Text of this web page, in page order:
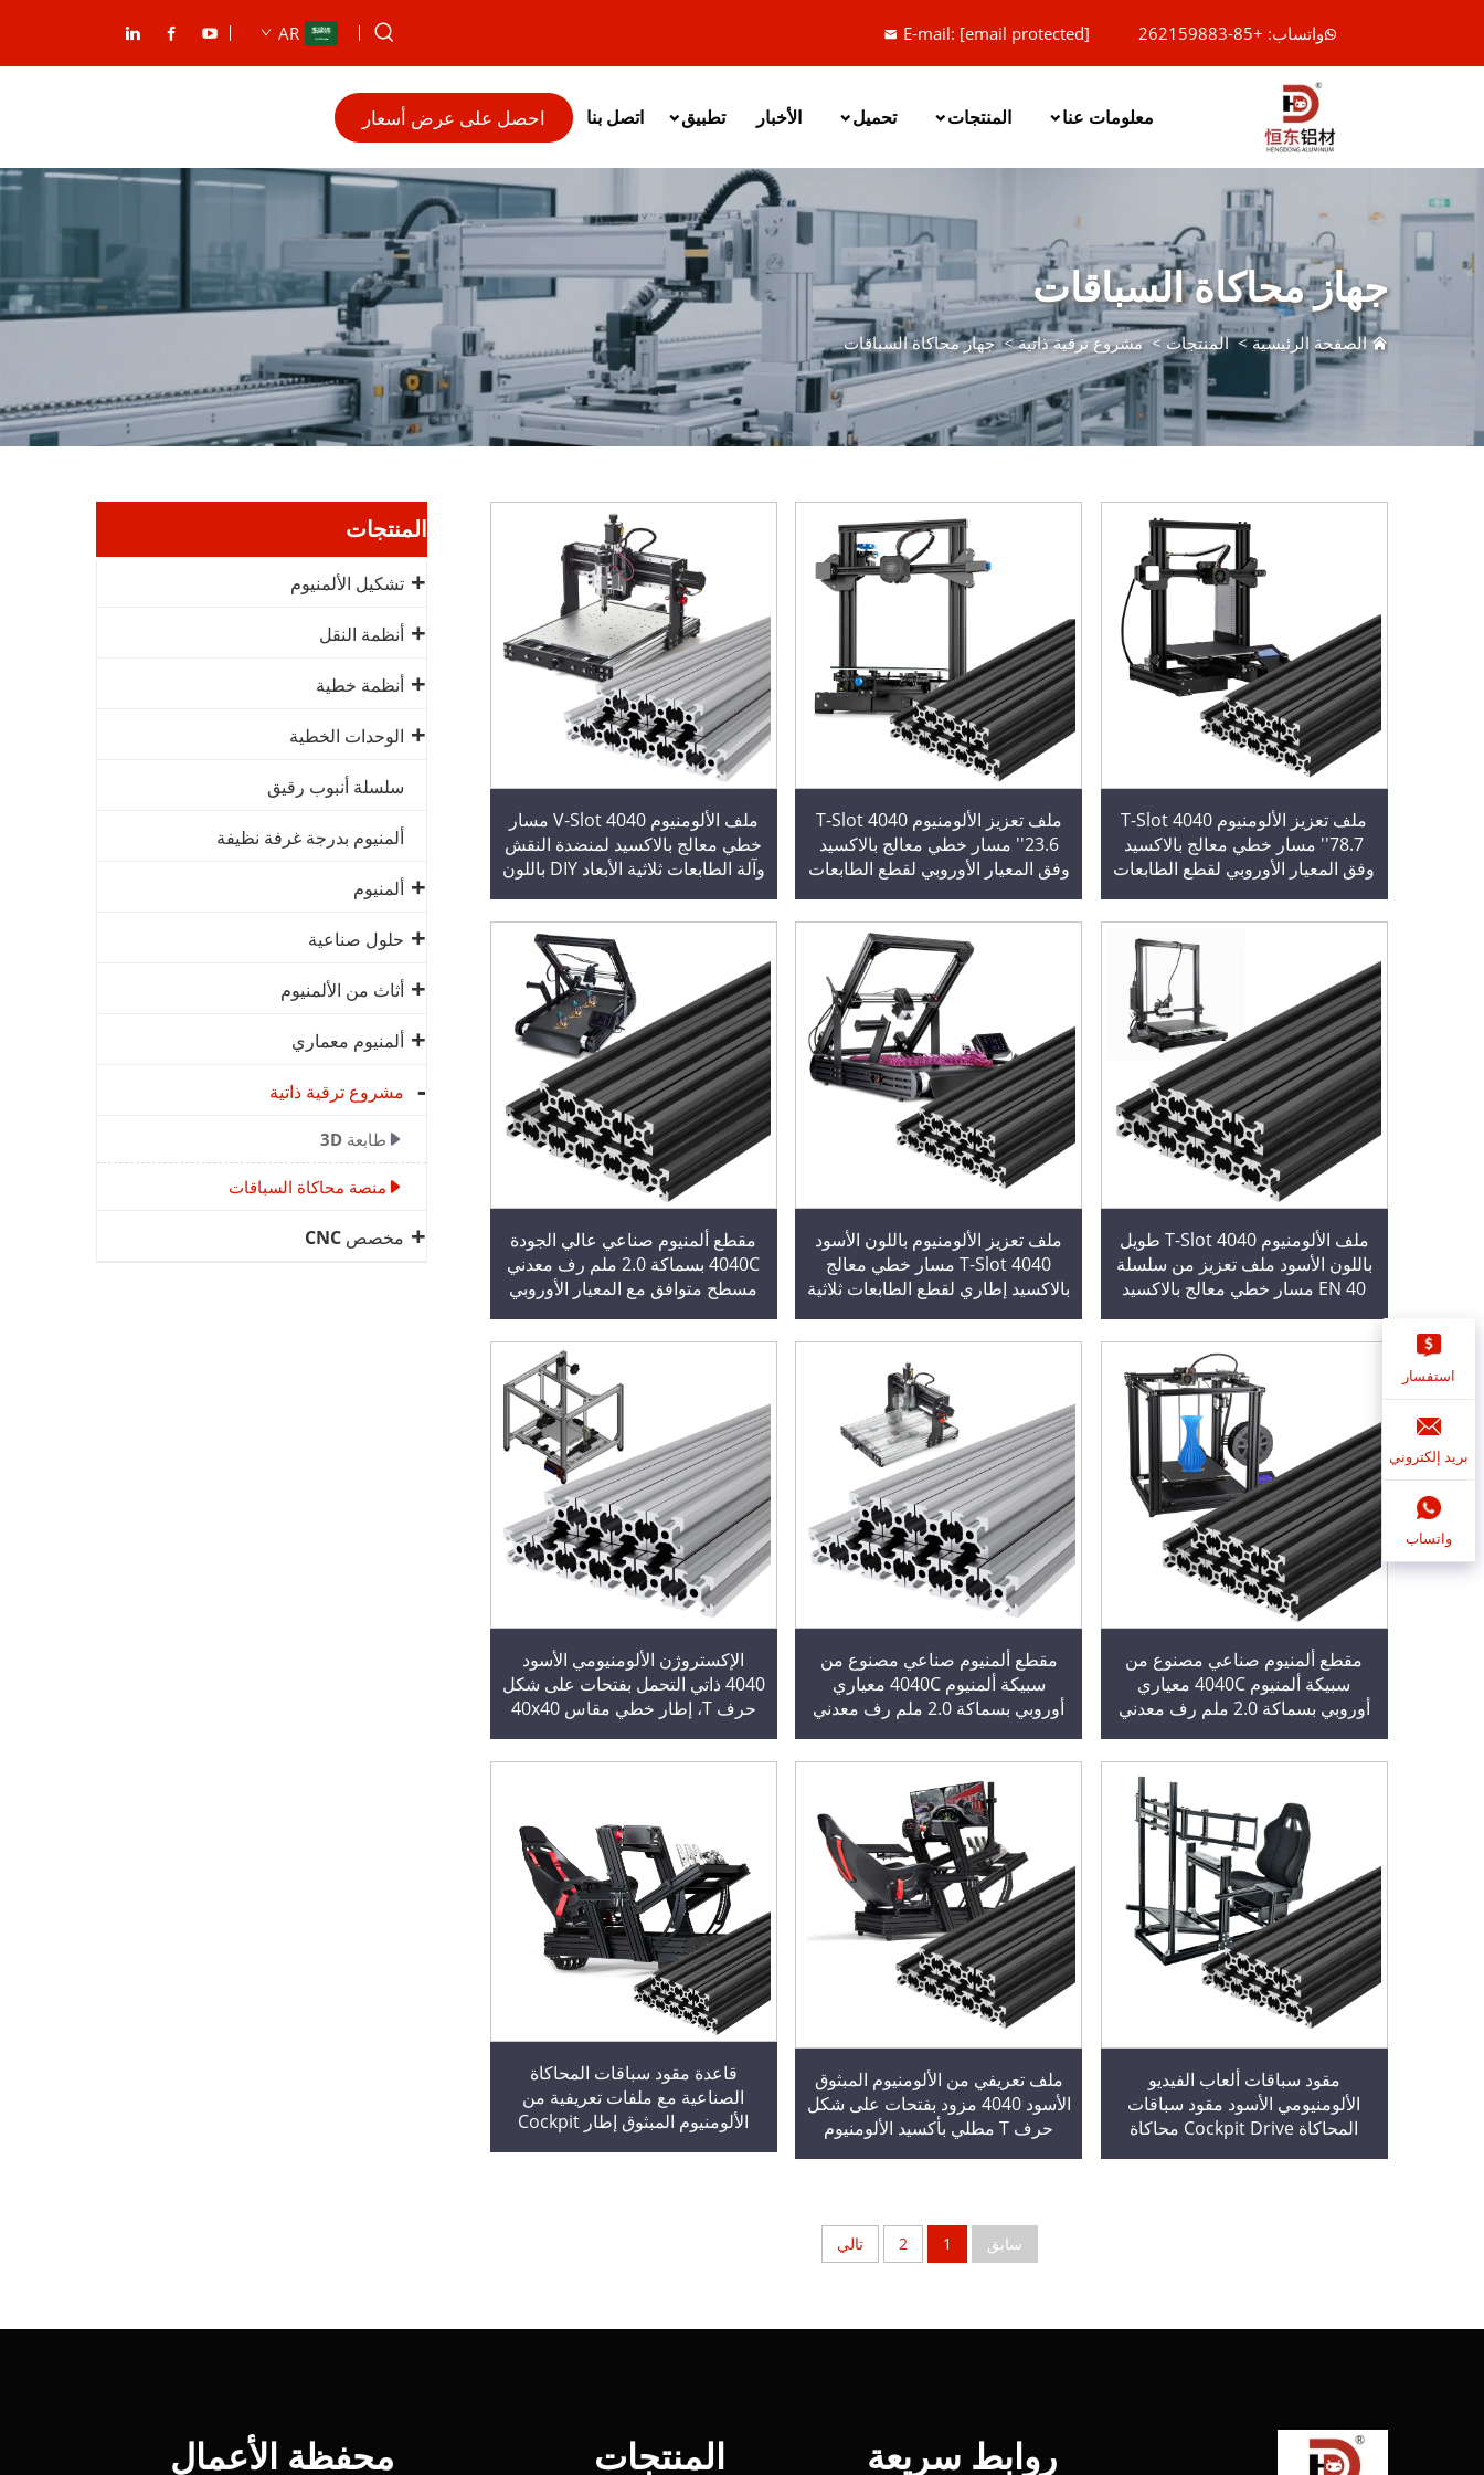
واتساب: +85-262159883 E-mail: [email protected]
AR
معلومات عنا المنتجات تحميل الأخبار تطبيق اتصل بنا احصل على عرض أسعار
جهاز محاكاة السباقات
الصفحة الرئيسية>المنتجات>مشروع ترقية ذاتية>جهاز محاكاة السباقات
المنتجات
تشكيل الألمنيوم
أنظمة النقل
أنظمة خطية
الوحدات الخطية
سلسلة أنبوب رقيق
ألمنيوم بدرجة غرفة نظيفة
ألمنيوم
حلول صناعية
أثاث من الألمنيوم
ألمنيوم معماري
مشروع ترقية ذاتية
طابعة 3D
منصة محاكاة السباقات
مخصص CNC
ملف تعزيز الألومنيوم T-Slot 4040
78.7'' مسار خطي معالج بالاكسيد
وفق المعيار الأوروبي لقطع الطابعات
الأسود
ملف تعزيز الألومنيوم T-Slot 4040
23.6'' مسار خطي معالج بالاكسيد
وفق المعيار الأوروبي لقطع الطابعات
الأسود
ملف الألومنيوم V-Slot 4040 مسار
خطي معالج بالاكسيد لمنضدة النقش
وآلة الطابعات ثلاثية الأبعاد DIY باللون
ملف الألومنيوم T-Slot 4040 طويل
باللون الأسود ملف تعزيز من سلسلة
40 EN مسار خطي معالج بالاكسيد
ملف تعزيز الألومنيوم باللون الأسود
4040 T-Slot مسار خطي معالج
بالاكسيد إطاري لقطع الطابعات ثلاثية
مقطع ألمنيوم صناعي عالي الجودة
4040C بسماكة 2.0 ملم رف معدني
مسطح متوافق مع المعيار الأوروبي
مقطع ألمنيوم صناعي مصنوع من
سبيكة ألمنيوم 4040C معياري
أوروبي بسماكة 2.0 ملم رف معدني
مقطع ألمنيوم صناعي مصنوع من
سبيكة ألمنيوم 4040C معياري
أوروبي بسماكة 2.0 ملم رف معدني
الإكستروژن الألومنيومي الأسود
4040 ذاتي التحمل بفتحات على شكل
حرف T، إطار خطي مقاس 40x40
الطباعة ثلاثية الأبعاد وقطع الغيار
مقود سباقات ألعاب الفيديو
الألومنيومي الأسود مقود سباقات
المحاكاة Cockpit Drive محاكاة
ملف تعريفي من الألومنيوم المبثوق
الأسود 4040 مزود بفتحات على شكل
حرف T مطلي بأكسيد الألومنيوم
قاعدة مقود سباقات المحاكاة
الصناعية مع ملفات تعريفية من
الألومنيوم المبثوق إطار Cockpit
لمحاكاة السباقات إطار لعربات
سابق 1
2 تالي
استفسار
بريد إلكتروني
واتساب
روابط سريعة المنتجات محفظة الأعمال